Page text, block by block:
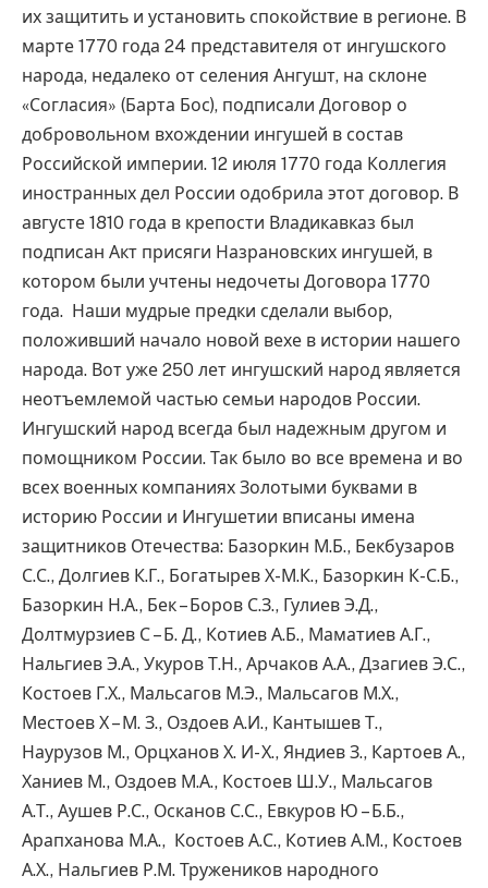
их защитить и установить спокойствие в регионе. В
марте 1770 года 24 представителя от ингушского
народа, недалеко от селения Ангушт, на склоне
«Согласия» (Барта Бос), подписали Договор о
добровольном вхождении ингушей в состав
Российской империи. 12 июля 1770 года Коллегия
иностранных дел России одобрила этот договор. В
августе 1810 года в крепости Владикавказ был
подписан Акт присяги Назрановских ингушей, в
котором были учтены недочеты Договора 1770
года. Наши мудрые предки сделали выбор,
положивший начало новой вехе в истории нашего
народа. Вот уже 250 лет ингушский народ является
неотъемлемой частью семьи народов России.
Ингушский народ всегда был надежным другом и
помощником России. Так было во все времена и во
всех военных компаниях Золотыми буквами в
историю России и Ингушетии вписаны имена
защитников Отечества: Базоркин М.Б., Бекбузаров
С.С., Долгиев К.Г., Богатырев Х-М.К., Базоркин К-С.Б.,
Базоркин Н.А., Бек – Боров С.З., Гулиев Э.Д.,
Долтмурзиев С – Б. Д., Котиев А.Б., Маматиев А.Г.,
Нальгиев Э.А., Укуров Т.Н., Арчаков А.А., Дзагиев Э.С.,
Костоев Г.Х., Мальсагов М.Э., Мальсагов М.Х.,
Местоев Х – М. З., Оздоев А.И., Кантышев Т.,
Наурузов М., Орцханов Х. И- Х., Яндиев З., Картоев А.,
Ханиев М., Оздоев М.А., Костоев Ш.У., Мальсагов
А.Т., Аушев Р.С., Осканов С.С., Евкуров Ю – Б.Б.,
Арапханова М.А., Костоев А.С., Котиев А.М., Костоев
А.Х., Нальгиев Р.М. Тружеников народного